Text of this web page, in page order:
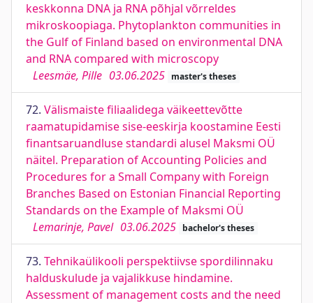
keskkonna DNA ja RNA põhjal võrreldes
mikroskoopiaga. Phytoplankton communities in
the Gulf of Finland based on environmental DNA
and RNA compared with microscopy
Leesmäe, Pille 03.06.2025 master's theses
72. Välismaiste filiaalidega väikeettevõtte
raamatupidamise sise-eeskirja koostamine Eesti
finantsaruandluse standardi alusel Maksmi OÜ
näitel. Preparation of Accounting Policies and
Procedures for a Small Company with Foreign
Branches Based on Estonian Financial Reporting
Standards on the Example of Maksmi OÜ
Lemarinje, Pavel 03.06.2025 bachelor's theses
73. Tehnikaülikooli perspektiivse spordilinnaku
halduskulude ja vajalikkuse hindamine.
Assessment of management costs and the need